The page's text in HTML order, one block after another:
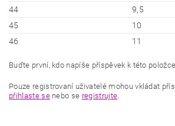
44
9,5
45
10
46
11
Buďte první, kdo napíše příspěvek k této
Pouze registrovaní uživatelé mohou vkládat
přihlaste senebo se registrujte.